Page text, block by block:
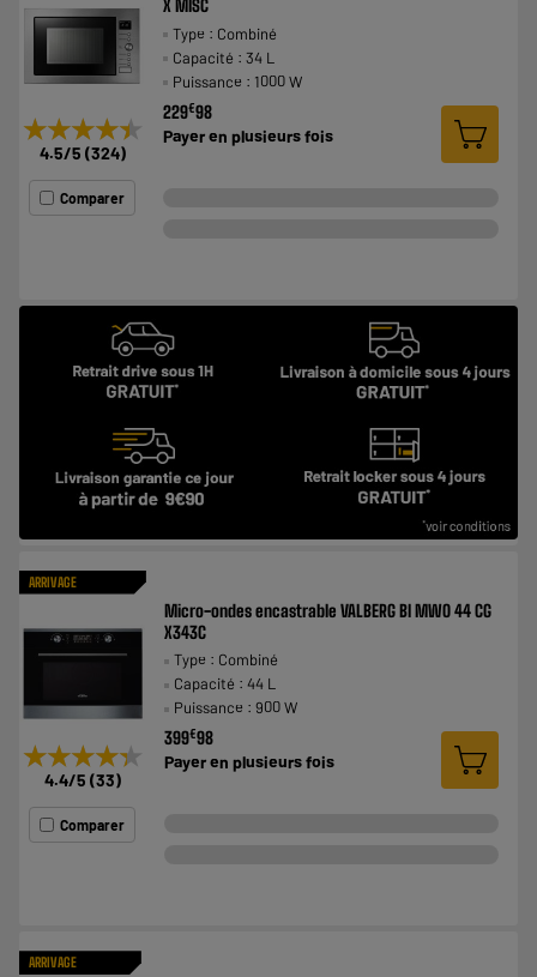
★★★★★
★★★★★
4.5/5 (324)
Comparer
X MISC
Type : Combiné
Capacité : 34 L
Puissance : 1000 W
229€98
Payer enplusieurs fois
ARRIVAGE
★★★★★
★★★★★
4.4/5 (33)
Comparer
Micro-ondes encastrable VALBERG BI MWO 44 CG
X343C
Type : Combiné
Capacité : 44 L
Puissance : 900 W
399€98
Payer en plusieurs fois
ARRIVAGE